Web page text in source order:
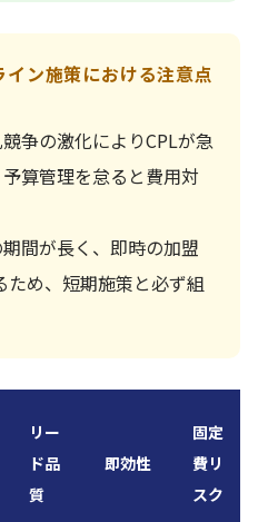
ン施策における注意点
争の激化によりCPLが急
算管理を怠ると費用対
間が長く、即時の加盟
め、短期施策と必ず組
リー
ド品
質
即効性
固定
費リ
スク